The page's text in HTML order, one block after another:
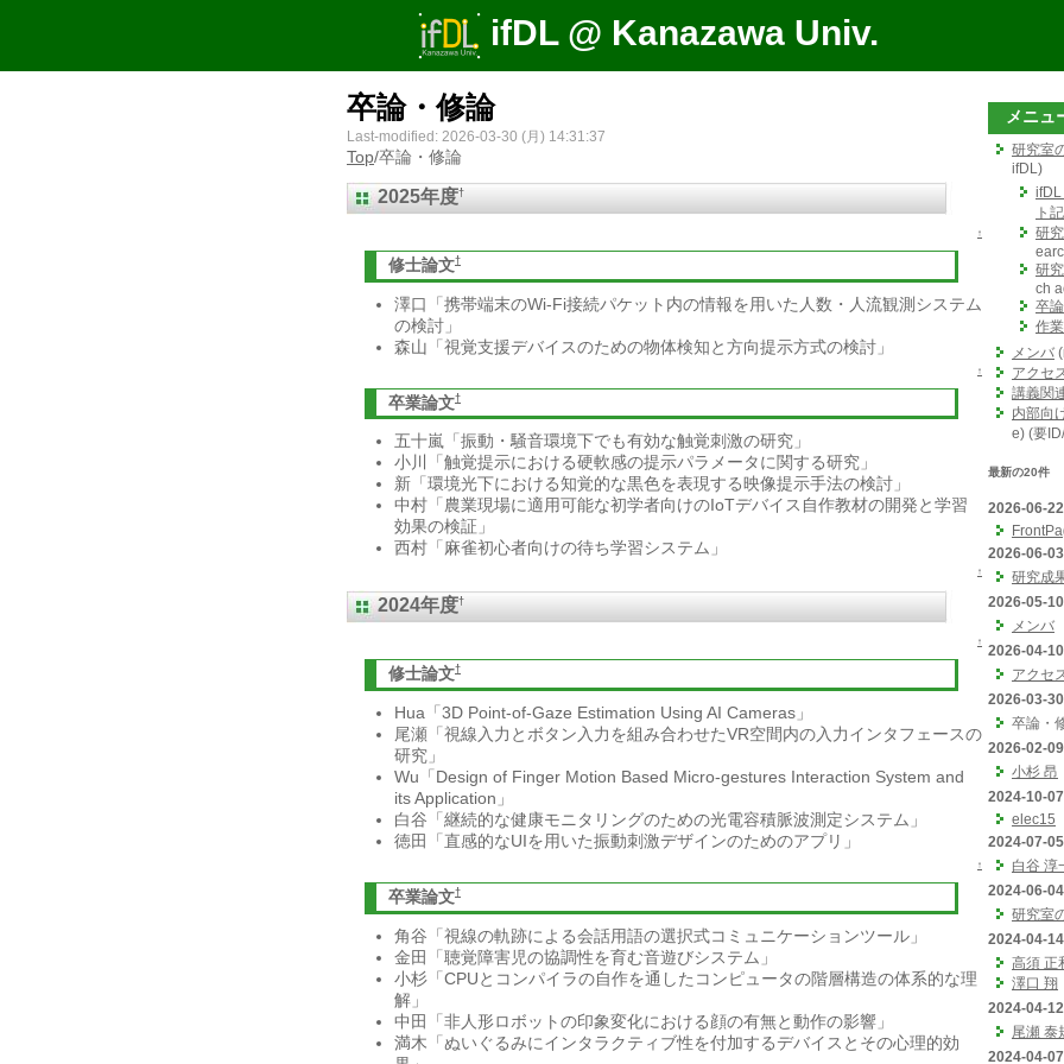
ifDL @ Kanazawa Univ.
卒論・修論
Last-modified: 2026-03-30 (月) 14:31:37
Top/卒論・修論
2025年度†
↑
修士論文†
澤口「携帯端末のWi-Fi接続パケット内の情報を用いた人数・人流観測システム
の検討」
森山「視覚支援デバイスのための物体検知と方向提示方式の検討」
↑
卒業論文†
五十嵐「振動・騒音環境下でも有効な触覚刺激の研究」
小川「触覚提示における硬軟感の提示パラメータに関する研究」
新「環境光下における知覚的な黒色を表現する映像提示手法の検討」
中村「農業現場に適用可能な初学者向けのIoTデバイス自作教材の開発と学習
効果の検証」
西村「麻雀初心者向けの待ち学習システム」
↑
2024年度†
↑
修士論文†
Hua「3D Point-of-Gaze Estimation Using AI Cameras」
尾瀬「視線入力とボタン入力を組み合わせたVR空間内の入力インタフェースの
研究」
Wu「Design of Finger Motion Based Micro-gestures Interaction System and
its Application」
白谷「継続的な健康モニタリングのための光電容積脈波測定システム」
徳田「直感的なUIを用いた振動刺激デザインのためのアプリ」
↑
卒業論文†
角谷「視線の軌跡による会話用語の選択式コミュニケーションツール」
金田「聴覚障害児の協調性を育む音遊びシステム」
小杉「CPUとコンパイラの自作を通したコンピュータの階層構造の体系的な理
解」
中田「非人形ロボットの印象変化における顔の有無と動作の影響」
満木「ぬいぐるみにインタラクティブ性を付加するデバイスとその心理的効
メニュ
研究室
ifDL)
ifDL
ト
研
研
ch
卒
作
メンバ
アクセ
講義関
内部向
e) (要
最新の20件
2026-06-22
2026-06-03
研究成
2026-05-10
メンバ
2026-04-10
アクセ
2026-03-30
卒論・
2026-02-09
小杉 昂
2024-10-07
elec15
2024-07-05
白谷 淳
2024-06-04
研究室
2024-04-14
高須 正
澤口 翔
2024-04-12
尾瀬 泰
2024-04-07